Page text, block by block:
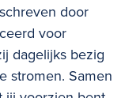
door
voor
dagelijks bezig
stromen. Samen